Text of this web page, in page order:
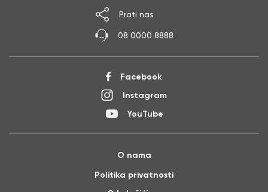
Facebook
Instagram
YouTube
Prati nas
08 0000 8888
O nama
Politika privatnosti